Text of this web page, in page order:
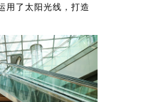
用了太阳光线，打造